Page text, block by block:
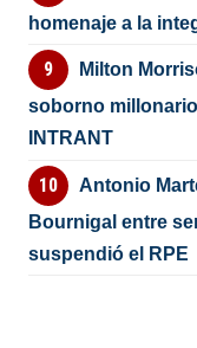
homenaje a la
Milton
soborno
INTRANT
Antonio
Bournigal entre
suspendió el RPE